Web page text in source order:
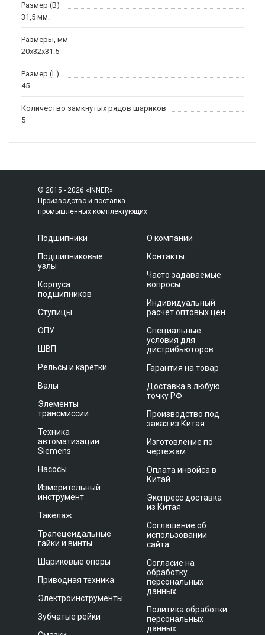
Размер (B)
31,5 мм.
Размеры, мм
20x32x31.5
Размер (L)
45
Количество замкнутых рядов шариков
5
© 2015 - 2026 «INNER»:
Производство и поставка
промышленных комплектующих
Подшипники
Подшипниковые
узлы
Корпуса
подшипников
Ступицы
ОПУ
ШВП
Рельсы и каретки
Валы
Элементы
трансмиссии
Техника
автоматизации
Siemens
Насосы
Измерительный
инструмент
Такелаж
Трапецеидальные
гайки и винты
Шариковые опоры
Приводная техника
Электроинструменты
Зубчатые рейки
О компании
Контакты
Часто задаваемые
вопросы
Индивидуальный
расчет оптовых цен
Специальные
условия для
дистрибьюторов
Гарантия на товар
Доставка в любую
точку РФ
Производство под
заказ из Китая
Изготовление по
чертежам
Оплата инвойса в
Китай
Экспресс доставка
из Китая
Соглашение об
использовании
сайта
Согласие на
обработку
персональных
данных
Политика обработки
персональных
данных